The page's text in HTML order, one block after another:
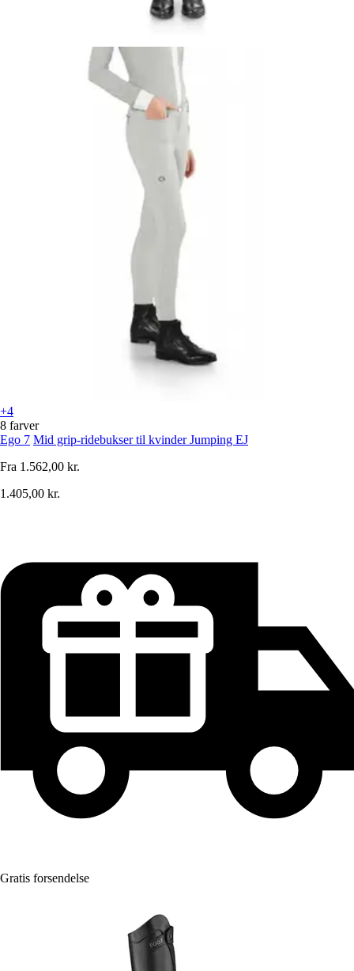
+4
8 farver
Ego 7 Mid grip-ridebukser til kvinder Jumping EJ
Fra 1.562,00 kr.
1.405,00 kr.
Gratis forsendelse